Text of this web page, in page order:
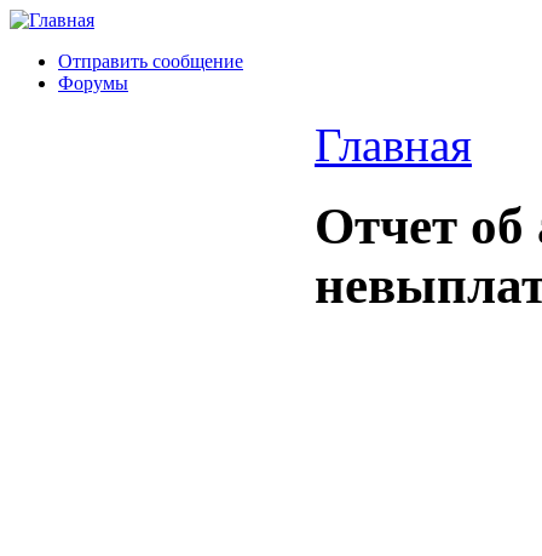
Отправить сообщение
Форумы
Главная
Отчет